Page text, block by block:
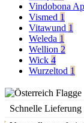
Vindobona
Vismed 1
Vitawund 1
Weleda 1
Wellion 2
Wick 4
Wurzeltod 1
Schnelle Lieferung